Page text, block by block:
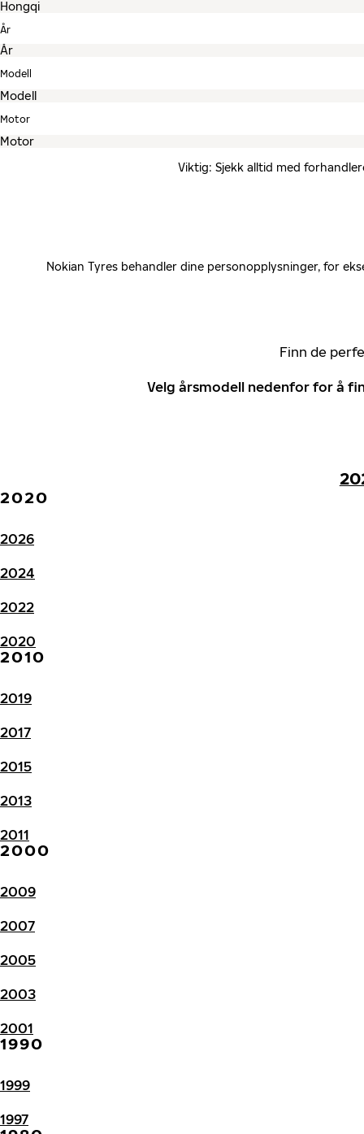
År
Modell
Motor
Viktig: Sjekk alltid med
Nokian Tyres behandler dine personopplysninger, for
Finn de
Velg årsmodell nedenfor for å
2020
2026
2024
2022
2020
2010
2019
2017
2015
2013
2011
2000
2009
2007
2005
2003
2001
1990
1999
1997